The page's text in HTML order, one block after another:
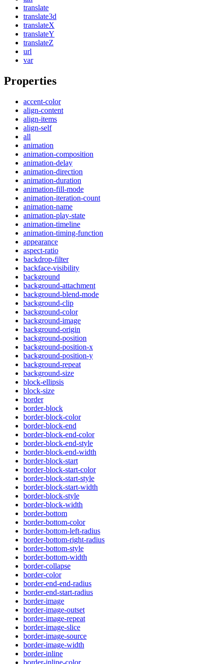
translate
translate3d
translateX
translateY
translateZ
url
var
Properties
accent-color
align-content
align-items
align-self
all
animation
animation-composition
animation-delay
animation-direction
animation-duration
animation-fill-mode
animation-iteration-count
animation-name
animation-play-state
animation-timeline
animation-timing-function
appearance
aspect-ratio
backdrop-filter
backface-visibility
background
background-attachment
background-blend-mode
background-clip
background-color
background-image
background-origin
background-position
background-position-x
background-position-y
background-repeat
background-size
block-ellipsis
block-size
border
border-block
border-block-color
border-block-end
border-block-end-color
border-block-end-style
border-block-end-width
border-block-start
border-block-start-color
border-block-start-style
border-block-start-width
border-block-style
border-block-width
border-bottom
border-bottom-color
border-bottom-left-radius
border-bottom-right-radius
border-bottom-style
border-bottom-width
border-collapse
border-color
border-end-end-radius
border-end-start-radius
border-image
border-image-outset
border-image-repeat
border-image-slice
border-image-source
border-image-width
border-inline
border-inline-color